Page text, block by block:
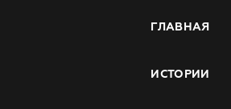
ГЛАВНАЯ
ИСТОРИИ